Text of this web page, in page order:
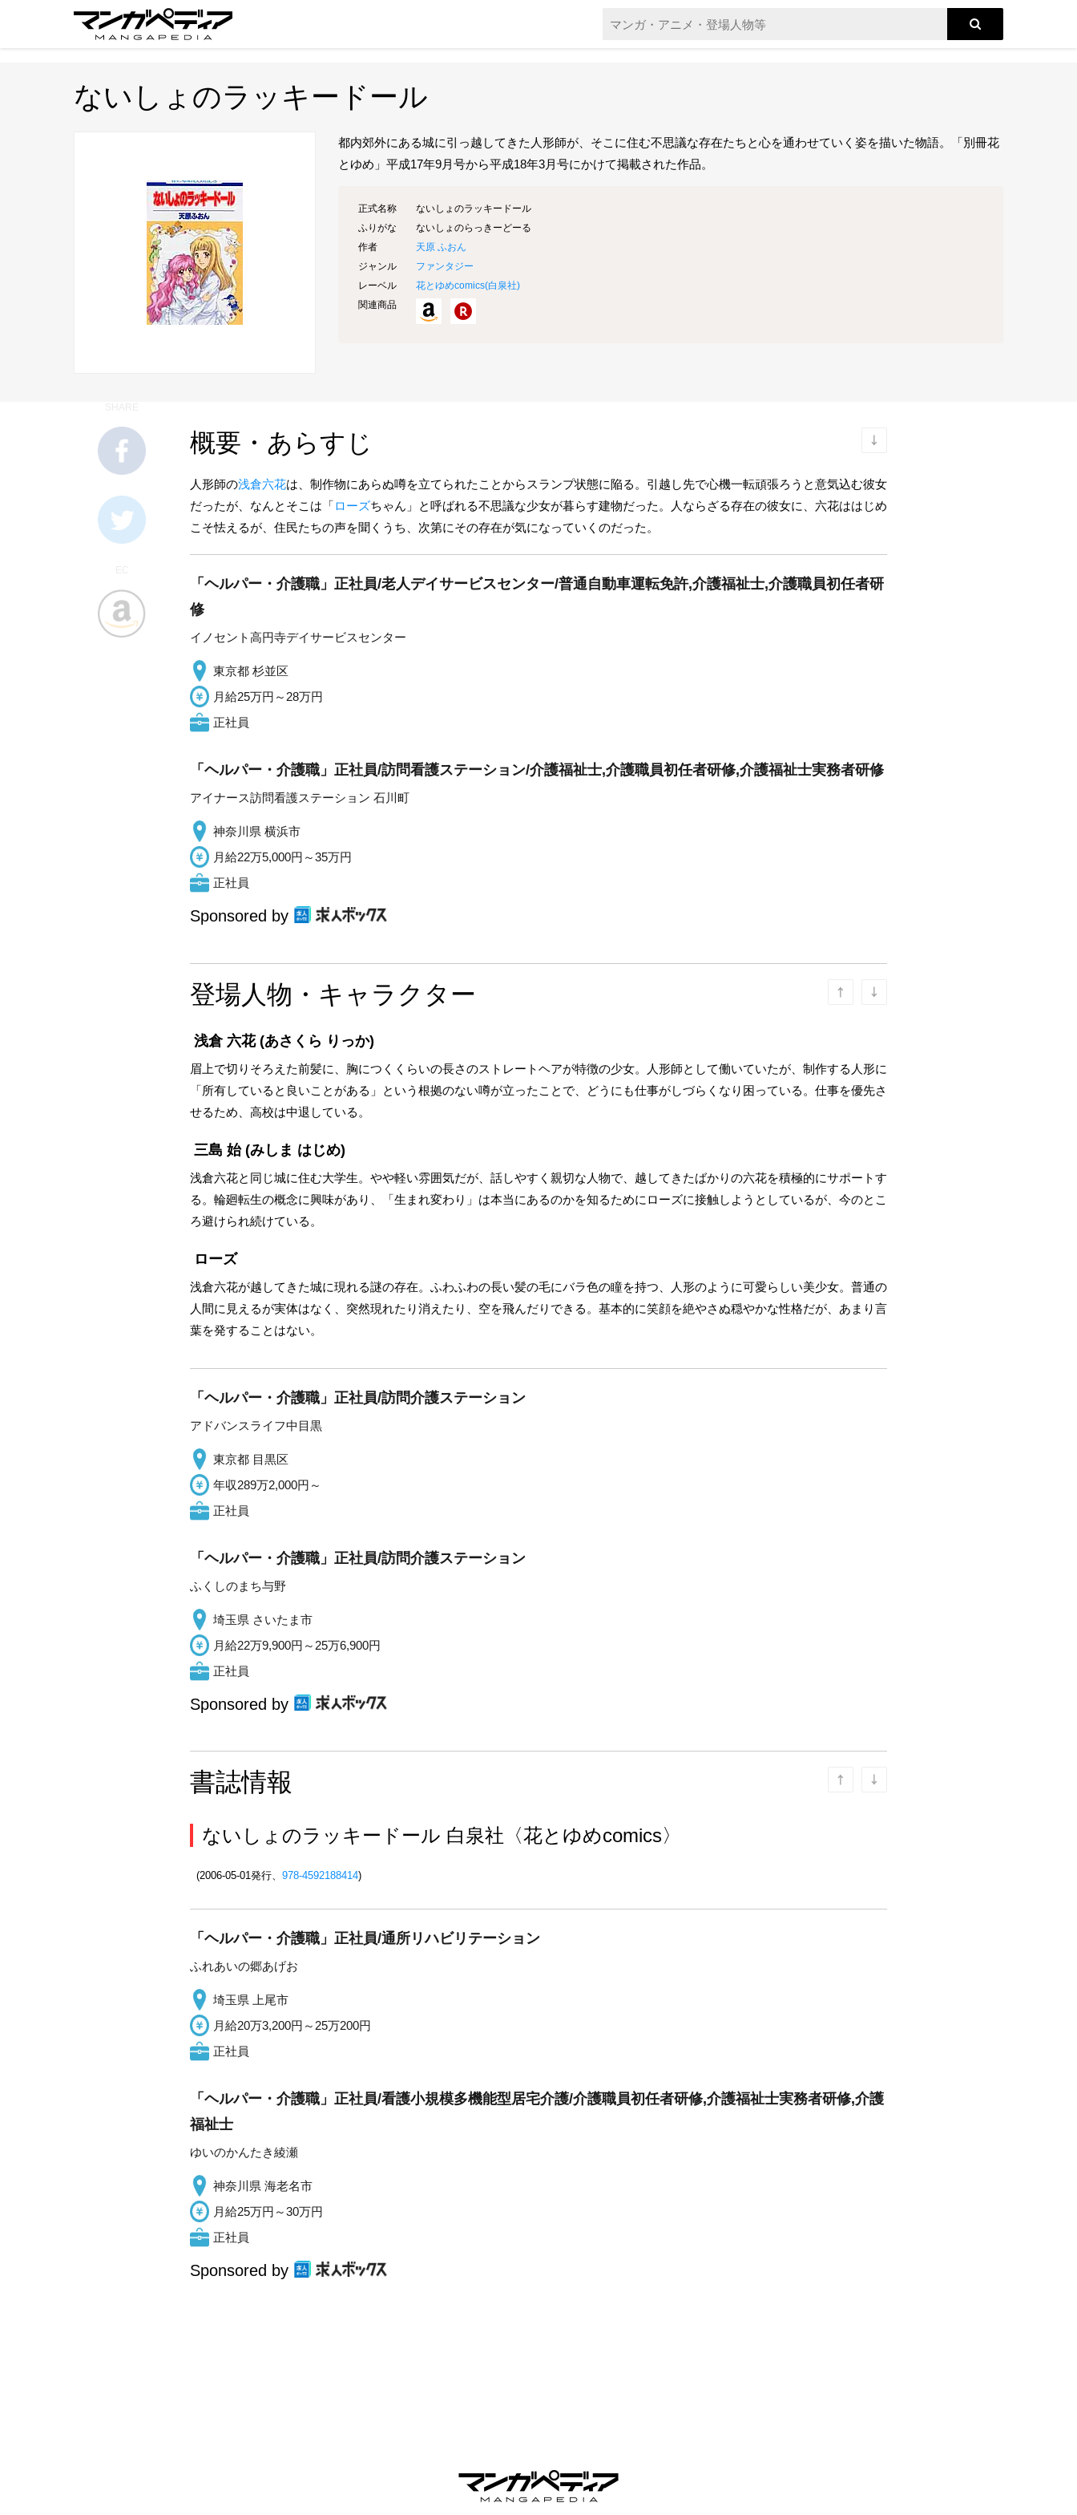
ないしょのラッキードール
都内郊外にある城に引っ越してきた人形師が、そこに住む不思議な存在たちと心を通わせていく姿を描いた物語。「別冊花
とゆめ」平成17年9月号から平成18年3月号にかけて掲載された作品。
正式名称
ないしょのラッキードール
ふりがな
ないしょのらっきーどーる
作者
天原 ふおん
ジャンル
ファンタジー
レーベル
花とゆめcomics(白泉社)
関連商品
概要・あらすじ
人形師の浅倉六花は、制作物にあらぬ噂を立てられたことからスランプ状態に陥る。引越し先で心機一転頑張ろうと意気込む彼女
だったが、なんとそこは「ローズちゃん」と呼ばれる不思議な少女が暮らす建物だった。人ならざる存在の彼女に、六花ははじめ
こそ怯えるが、住民たちの声を聞くうち、次第にその存在が気になっていくのだった。
「ヘルパー・介護職」正社員/老人デイサービスセンター/普通自動車運転免許,介護福祉士,介護職員初任者研
修
イノセント高円寺デイサービスセンター
東京都 杉並区
月給25万円～28万円
正社員
「ヘルパー・介護職」正社員/訪問看護ステーション/介護福祉士,介護職員初任者研修,介護福祉士実務者研修
アイナース訪問看護ステーション 石川町
神奈川県 横浜市
月給22万5,000円～35万円
正社員
Sponsored by
登場人物・キャラクター
浅倉 六花(あさくら りっか)
眉上で切りそろえた前髪に、胸につくくらいの長さのストレートヘアが特徴の少女。人形師として働いていたが、制作する人形に
「所有していると良いことがある」という根拠のない噂が立ったことで、どうにも仕事がしづらくなり困っている。仕事を優先さ
せるため、高校は中退している。
三島 始(みしま はじめ)
浅倉六花と同じ城に住む大学生。やや軽い雰囲気だが、話しやすく親切な人物で、越してきたばかりの六花を積極的にサポートす
る。輪廻転生の概念に興味があり、「生まれ変わり」は本当にあるのかを知るためにローズに接触しようとしているが、今のとこ
ろ避けられ続けている。
ローズ
浅倉六花が越してきた城に現れる謎の存在。ふわふわの長い髪の毛にバラ色の瞳を持つ、人形のように可愛らしい美少女。普通の
人間に見えるが実体はなく、突然現れたり消えたり、空を飛んだりできる。基本的に笑顔を絶やさぬ穏やかな性格だが、あまり言
葉を発することはない。
「ヘルパー・介護職」正社員/訪問介護ステーション
アドバンスライフ中目黒
東京都 目黒区
年収289万2,000円～
正社員
「ヘルパー・介護職」正社員/訪問介護ステーション
ふくしのまち与野
埼玉県 さいたま市
月給22万9,900円～25万6,900円
正社員
Sponsored by
書誌情報
ないしょのラッキードール 白泉社〈花とゆめcomics〉
(2006-05-01発行、 978-4592188414)
「ヘルパー・介護職」正社員/通所リハビリテーション
ふれあいの郷あげお
埼玉県 上尾市
月給20万3,200円～25万200円
正社員
「ヘルパー・介護職」正社員/看護小規模多機能型居宅介護/介護職員初任者研修,介護福祉士実務者研修,介護
福祉士
ゆいのかんたき綾瀬
神奈川県 海老名市
月給25万円～30万円
正社員
Sponsored by